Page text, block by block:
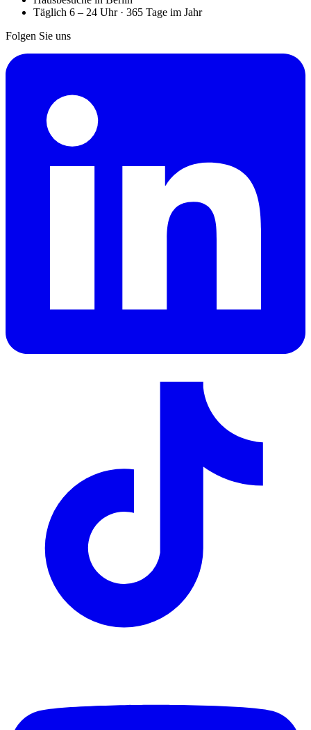
Täglich 6 – 24 Uhr · 365 Tage im Jahr
Folgen Sie uns